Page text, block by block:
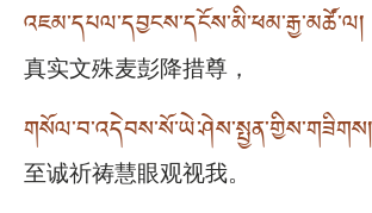
真实文殊麦彭降措尊，
至诚祈祷慧眼观视我。